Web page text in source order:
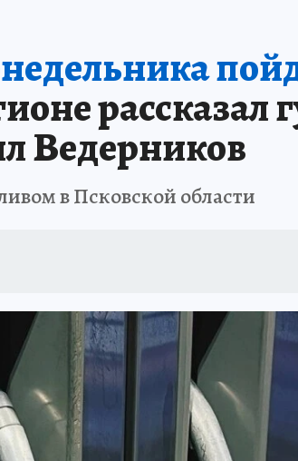
рассказал
Ведерников
в Псковской области